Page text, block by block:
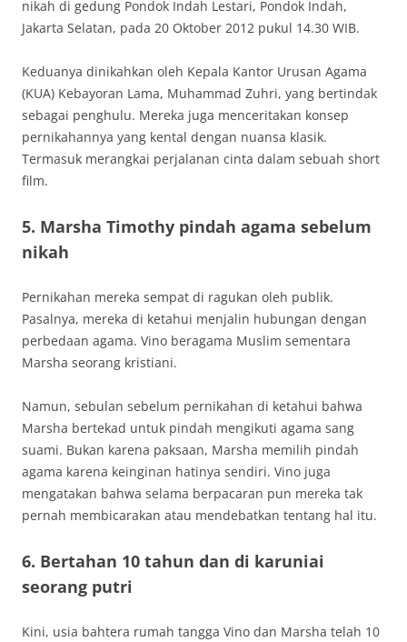
nikah di gedung Pondok Indah Lestari, Pondok Indah,
Jakarta Selatan, pada 20 Oktober 2012 pukul 14.30 WIB.
Keduanya dinikahkan oleh Kepala Kantor Urusan Agama
(KUA) Kebayoran Lama, Muhammad Zuhri, yang bertindak
sebagai penghulu. Mereka juga menceritakan konsep
pernikahannya yang kental dengan nuansa klasik.
Termasuk merangkai perjalanan cinta dalam sebuah short
film.
5. Marsha Timothy pindah agama sebelum
nikah
Pernikahan mereka sempat di ragukan oleh publik.
Pasalnya, mereka di ketahui menjalin hubungan dengan
perbedaan agama. Vino beragama Muslim sementara
Marsha seorang kristiani.
Namun, sebulan sebelum pernikahan di ketahui bahwa
Marsha bertekad untuk pindah mengikuti agama sang
suami. Bukan karena paksaan, Marsha memilih pindah
agama karena keinginan hatinya sendiri. Vino juga
mengatakan bahwa selama berpacaran pun mereka tak
pernah membicarakan atau mendebatkan tentang hal itu.
6. Bertahan 10 tahun dan di karuniai
seorang putri
Kini, usia bahtera rumah tangga Vino dan Marsha telah 10